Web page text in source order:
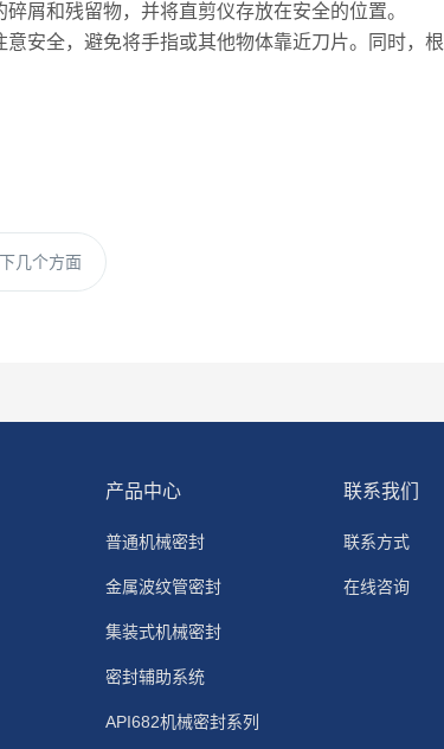
和残留物，并将直剪仪存放在安全的位置。
全，避免将手指或其他物体靠近刀片。同时，
几个方面
产品中心
普通机械密封
金属波纹管密封
集装式机械密封
密封辅助系统
API682机械密封系列
联系我们
联系方式
在线咨询